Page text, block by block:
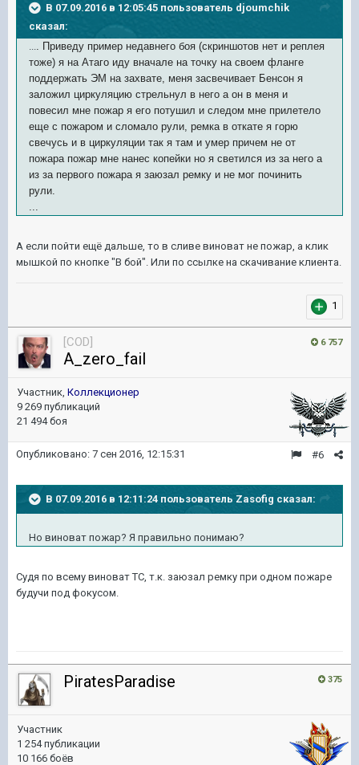
В 07.09.2016 в 12:05:45 пользователь djoumchik
сказал:
.... Приведу пример недавнего боя (скриншотов нет и реплея
тоже) я на Атаго иду вначале на точку на своем фланге
поддержать ЭМ на захвате, меня засвечивает Бенсон я
заложил циркуляцию стрельнул в него а он в меня и
повесил мне пожар я его потушил и следом мне прилетело
еще с пожаром и сломало рули, ремка в откате я горю
свечусь и в циркуляции так я там и умер причем не от
пожара пожар мне нанес копейки но я светился из за него а
из за первого пожара я заюзал ремку и не мог починить
рули.
...
А если пойти ещё дальше, то в сливе виноват не пожар, а клик
мышкой по кнопке "В бой". Или по ссылке на скачивание клиента.
1
6 757
[COD]
A_zero_fail
Участник, Коллекционер
9 269 публикаций
21 494 боя
#6
Опубликовано: 7 сен 2016, 12:15:31
В 07.09.2016 в 12:11:24 пользователь Zasofig сказал:
Но виноват пожар? Я правильно понимаю?
Судя по всему виноват ТС, т.к. заюзал ремку при одном пожаре
будучи под фокусом.
375
PiratesParadise
Участник
1 254 публикации
10 166 боёв